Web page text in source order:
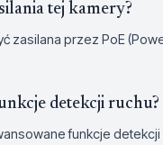
tej kamery?
zasilana przez PoE
detekcji ruchu?
funkcje